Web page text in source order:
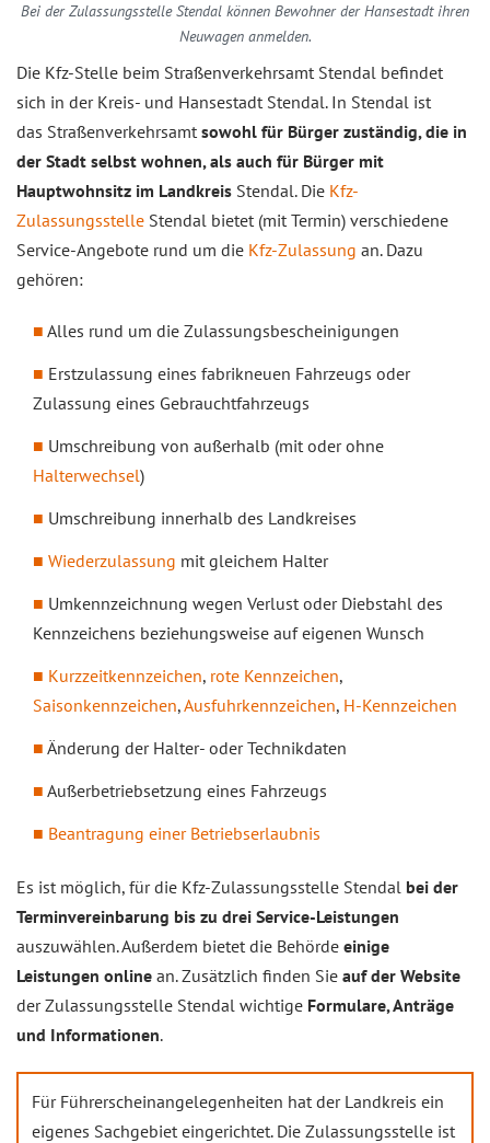
Bei der Zulassungsstelle Stendal können Bewohner der Hansestadt ihren
Neuwagen anmelden.
Die Kfz-Stelle beim Straßenverkehrsamt Stendal befindet
sich in der Kreis- und Hansestadt Stendal. In Stendal ist
das Straßenverkehrsamt sowohl für Bürger zuständig, die in
der Stadt selbst wohnen, als auch für Bürger mit
Hauptwohnsitz im Landkreis Stendal. Die Kfz-
Zulassungsstelle Stendal bietet (mit Termin) verschiedene
Service-Angebote rund um die Kfz-Zulassung an. Dazu
gehören:
Alles rund um die Zulassungsbescheinigungen
Erstzulassung eines fabrikneuen Fahrzeugs oder
Zulassung eines Gebrauchtfahrzeugs
Umschreibung von außerhalb (mit oder ohne
Halterwechsel)
Umschreibung innerhalb des Landkreises
Wiederzulassung mit gleichem Halter
Umkennzeichnung wegen Verlust oder Diebstahl des
Kennzeichens beziehungsweise auf eigenen Wunsch
Kurzzeitkennzeichen, rote Kennzeichen,
Saisonkennzeichen,Ausfuhrkennzeichen, H-Kennzeichen
Änderung der Halter- oder Technikdaten
Außerbetriebsetzung eines Fahrzeugs
Beantragung einer Betriebserlaubnis
Es ist möglich, für die Kfz-Zulassungsstelle Stendal bei der
Terminvereinbarung bis zu drei Service-Leistungen
auszuwählen. Außerdem bietet die Behörde einige
Leistungen online an. Zusätzlich finden Sie auf der Website
der Zulassungsstelle Stendal wichtige Formulare, Anträge
und Informationen.
Für Führerscheinangelegenheiten hat der Landkreis ein
eigenes Sachgebiet eingerichtet. Die Zulassungsstelle ist